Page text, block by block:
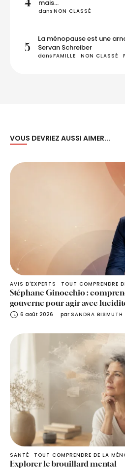
mais…
dans NON CLASSÉ
5
La ménopause est une
Servan Schreiber
dans FAMILLE NON CLASSÉ
VOUS DEVRIEZ AUSSI AIMER...
AVIS D'EXPERTS TOUT COMPRENDRE
Stéphane Ginocchio :
gouverne pour agir avec
6 août 2026 par SANDRA BISMUTH
SANTÉ TOUT COMPRENDRE DE LA
Explorer le brouillard mental